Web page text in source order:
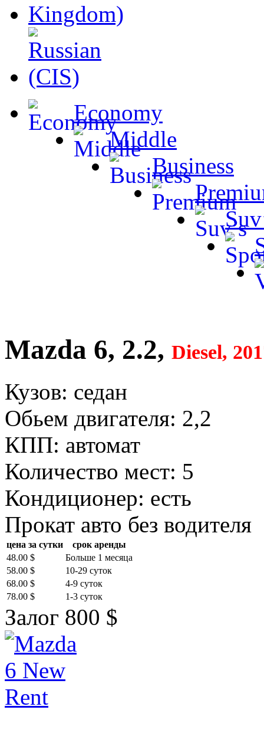
Economy
Middle
Business
Mazda 6, 2.2, Diesel,
Кузов: седан
Обьем двигателя: 2,2
КПП: автомат
Количество мест: 5
Кондиционер: есть
Прокат авто без водителя
цена за сутки
срок аренды
48.00 $
Больше 1 месяца
58.00 $
10-29 суток
68.00 $
4-9 суток
78.00 $
1-3 суток
Залог 800 $